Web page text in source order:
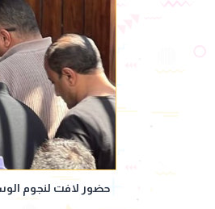
حضور لافت لنجوم